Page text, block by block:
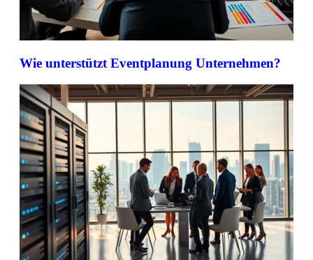
Wie unterstützt Eventplanung Unternehmen?